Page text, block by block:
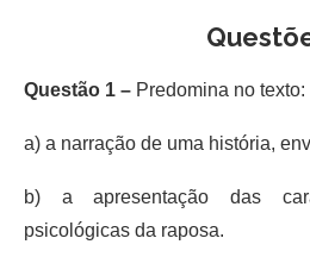
Questão 1 – Predomina no texto:
a) a narração de uma história,
b) a apresentação das
psicológicas da raposa.